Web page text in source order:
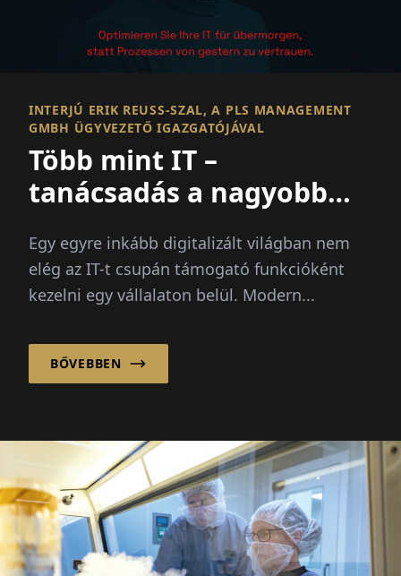
INTERJÚ ERIK REUSS-SZAL, A PLS MANAGEMENT G
MBH ÜGYVEZETŐ IGAZGATÓJÁVAL
Több mint IT –
tanácsadás a nagyobb
Egy egyre inkább digitalizált világban nem
elég az IT-t csupán támogató funkcióként
kezelni egy vállalaton belül. Modern...
BŐVEBBEN